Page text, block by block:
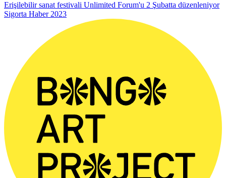
Erişilebilir sanat festivali Unlimited Forum'u 2 Şubatta düzenleniyor
Sigorta Haber 2023